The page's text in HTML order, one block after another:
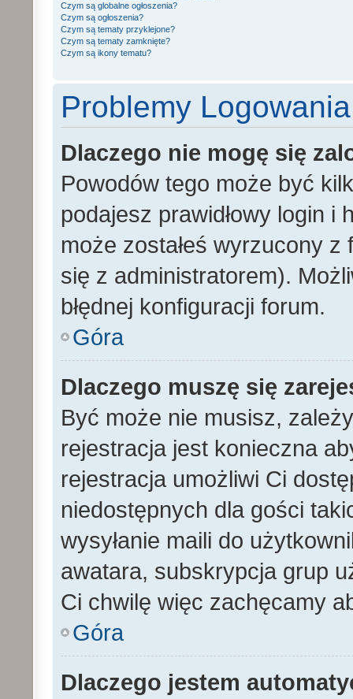
Czym są globalne ogłoszenia?
Czym są ogłoszenia?
Czym są tematy przyklejone?
Czym są tematy zamknięte?
Czym są ikony tematu?
Problemy
Dlaczego nie mogę się
Powodów tego może być
podajesz prawidłowy login i
może zostałeś wyrzucony
się z administratorem).
błędnej konfiguracji forum.
Góra
Dlaczego muszę się
Być może nie musisz,
rejestracja jest konieczna
rejestracja umożliwi Ci
niedostępnych dla gości
wysyłanie maili do
awatara, subskrypcja grup
Ci chwilę więc zachęcamy
Góra
Dlaczego jestem